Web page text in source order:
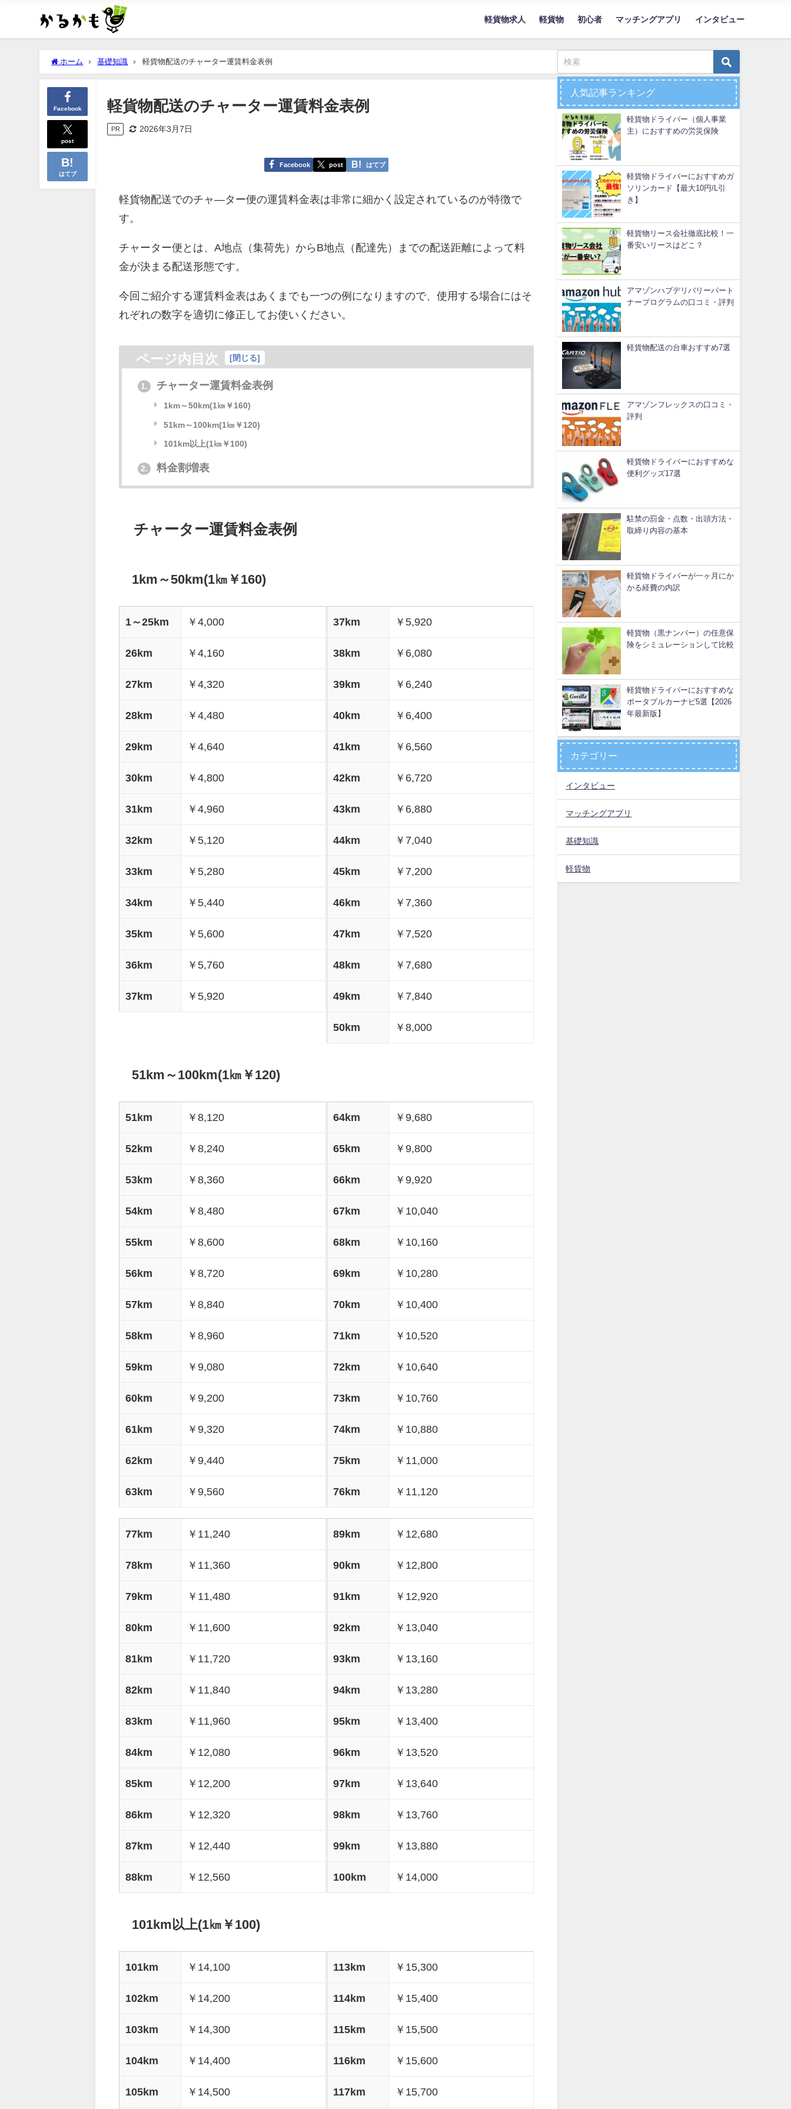
軽貨物求人 軽貨物 初心者 マッチングアプリ インタビュー
ホーム 基礎知識 軽貨物配送のチャーター運賃料金表例
Facebook
post
はてブ
軽貨物配送のチャーター運賃料金表例
PR 2026年3月7日
Facebook post はてブ
軽貨物配送でのチャ―ター便の運賃料金表は非常に細かく設定されているのが特徴で
す。
チャーター便とは、A地点（集荷先）からB地点（配達先）までの配送距離によって料
金が決まる配送形態です。
今回ご紹介する運賃料金表はあくまでも一つの例になりますので、使用する場合にはそ
れぞれの数字を適切に修正してお使いください。
ページ内目次 [閉じる]
1. チャーター運賃料金表例
1km～50km(1㎞￥160)
51km～100km(1㎞￥120)
101km以上(1㎞￥100)
2. 料金割増表
チャーター運賃料金表例
1km～50km(1㎞￥160)
1～25km ￥4,000
26km ￥4,160
27km ￥4,320
28km ￥4,480
29km ￥4,640
30km ￥4,800
31km ￥4,960
32km ￥5,120
33km ￥5,280
34km ￥5,440
35km ￥5,600
36km ￥5,760
37km ￥5,920
37km ￥5,920
38km ￥6,080
39km ￥6,240
40km ￥6,400
41km ￥6,560
42km ￥6,720
43km ￥6,880
44km ￥7,040
45km ￥7,200
46km ￥7,360
47km ￥7,520
48km ￥7,680
49km ￥7,840
50km ￥8,000
51km～100km(1㎞￥120)
51km ￥8,120
52km ￥8,240
53km ￥8,360
54km ￥8,480
55km ￥8,600
56km ￥8,720
57km ￥8,840
58km ￥8,960
59km ￥9,080
60km ￥9,200
61km ￥9,320
62km ￥9,440
63km ￥9,560
64km ￥9,680
65km ￥9,800
66km ￥9,920
67km ￥10,040
68km ￥10,160
69km ￥10,280
70km ￥10,400
71km ￥10,520
72km ￥10,640
73km ￥10,760
74km ￥10,880
75km ￥11,000
76km ￥11,120
77km ￥11,240
78km ￥11,360
79km ￥11,480
80km ￥11,600
81km ￥11,720
82km ￥11,840
83km ￥11,960
84km ￥12,080
85km ￥12,200
86km ￥12,320
87km ￥12,440
88km ￥12,560
89km ￥12,680
90km ￥12,800
91km ￥12,920
92km ￥13,040
93km ￥13,160
94km ￥13,280
95km ￥13,400
96km ￥13,520
97km ￥13,640
98km ￥13,760
99km ￥13,880
100km ￥14,000
101km以上(1㎞￥100)
101km ￥14,100
102km ￥14,200
103km ￥14,300
104km ￥14,400
105km ￥14,500
113km ￥15,300
114km ￥15,400
115km ￥15,500
116km ￥15,600
117km ￥15,700
人気記事ランキング
軽貨物ドライバー（個人事業
主）におすすめの労災保険
軽貨物ドライバーにおすすめガ
ソリンカード【最大10円/L引
き】
軽貨物リース会社徹底比較！一
番安いリースはどこ？
アマゾンハブデリバリーパート
ナープログラムの口コミ・評判
軽貨物配送の台車おすすめ7選
アマゾンフレックスの口コミ・
評判
軽貨物ドライバーにおすすめな
便利グッズ17選
駐禁の罰金・点数・出頭方法・
取締り内容の基本
軽貨物ドライバーが一ヶ月にか
かる経費の内訳
軽貨物（黒ナンバー）の任意保
険をシミュレーションして比較
軽貨物ドライバーにおすすめな
ポータブルカーナビ5選【2026
年最新版】
カテゴリー
インタビュー
マッチングアプリ
基礎知識
軽貨物